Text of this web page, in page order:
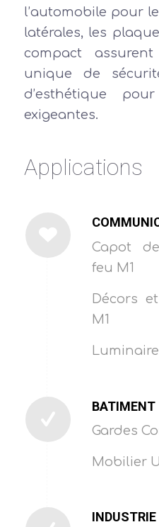
l’automobile pour
latérales, les
compact
unique de
d’esthétique
exigeantes.
Applications
Capot
feu M1
Décors
M1
BATIMENT
Gardes
Mobilier
INDUSTRIE